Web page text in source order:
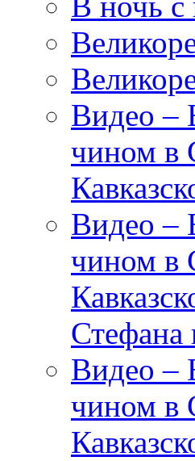
Видео –
чином в
Видео –
чином в
Стефана
Видео –
чином в